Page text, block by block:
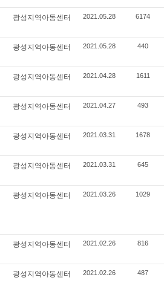
광성지역아동센터 2021.05.28 6174
광성지역아동센터 2021.05.28 440
광성지역아동센터 2021.04.28 1611
광성지역아동센터 2021.04.27 493
광성지역아동센터 2021.03.31 1678
광성지역아동센터 2021.03.31 645
광성지역아동센터 2021.03.26 1029
광성지역아동센터 2021.02.26 816
광성지역아동센터 2021.02.26 487